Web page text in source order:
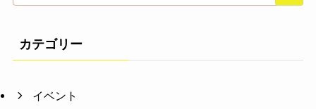
カテゴリー
イベント